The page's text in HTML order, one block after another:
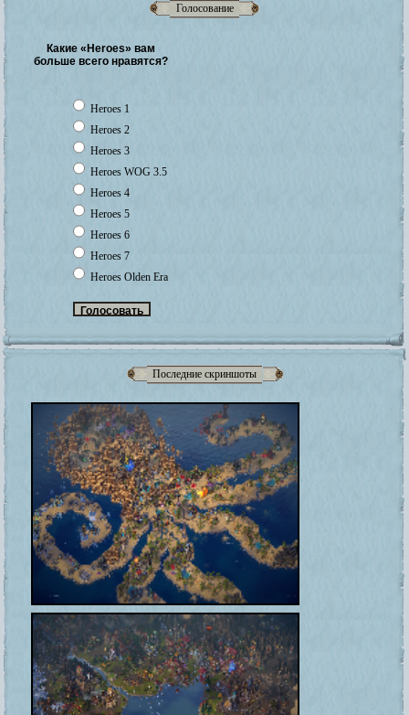
Голосование
Какие «Heroes» вам
больше всего нравятся?
Heroes 1
Heroes 2
Heroes 3
Heroes WOG 3.5
Heroes 4
Heroes 5
Heroes 6
Heroes 7
Heroes Olden Era
Последние скриншоты